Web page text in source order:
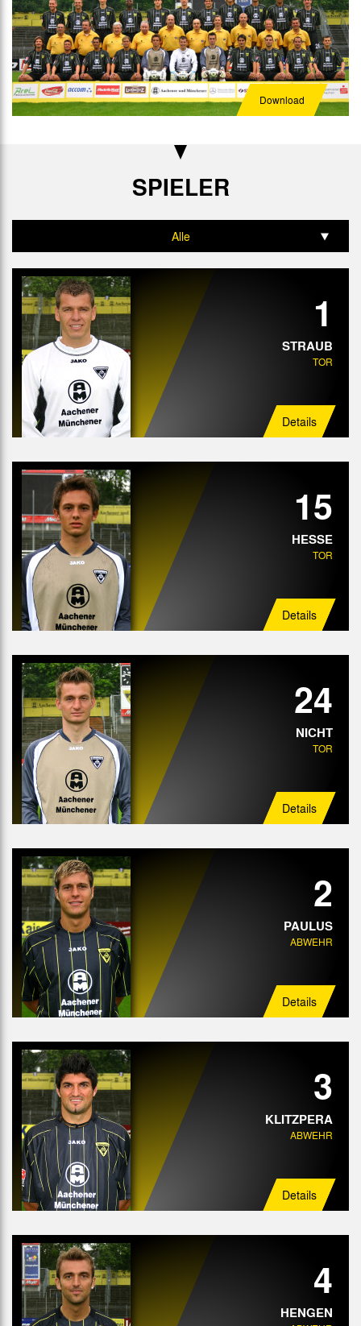
Download
SPIELER
Alle
Tor
Mittelfeld
Angriff
1
STRAUB
TOR
Details
15
HESSE
TOR
Details
24
NICHT
TOR
Details
2
PAULUS
ABWEHR
Details
3
KLITZPERA
ABWEHR
Details
4
HENGEN